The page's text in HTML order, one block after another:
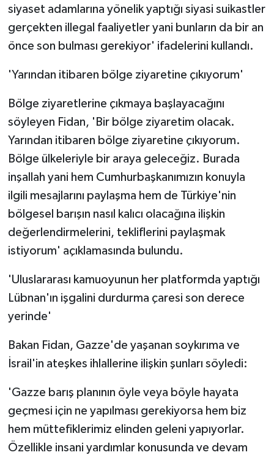
siyaset adamlarına yönelik yaptığı siyasi suikastler
gerçekten illegal faaliyetler yani bunların da bir an
önce son bulması gerekiyor' ifadelerini kullandı.
'Yarından itibaren bölge ziyaretine çıkıyorum'
Bölge ziyaretlerine çıkmaya başlayacağını
söyleyen Fidan, 'Bir bölge ziyaretim olacak.
Yarından itibaren bölge ziyaretine çıkıyorum.
Bölge ülkeleriyle bir araya geleceğiz. Burada
inşallah yani hem Cumhurbaşkanımızın konuyla
ilgili mesajlarını paylaşma hem de Türkiye'nin
bölgesel barışın nasıl kalıcı olacağına ilişkin
değerlendirmelerini, tekliflerini paylaşmak
istiyorum' açıklamasında bulundu.
'Uluslararası kamuoyunun her platformda yaptığı
Lübnan'ın işgalini durdurma çaresi son derece
yerinde'
Bakan Fidan, Gazze'de yaşanan soykırıma ve
İsrail'in ateşkes ihlallerine ilişkin şunları söyledi:
'Gazze barış planının öyle veya böyle hayata
geçmesi için ne yapılması gerekiyorsa hem biz
hem müttefiklerimiz elinden geleni yapıyorlar.
Özellikle insani yardımlar konusunda ve devam